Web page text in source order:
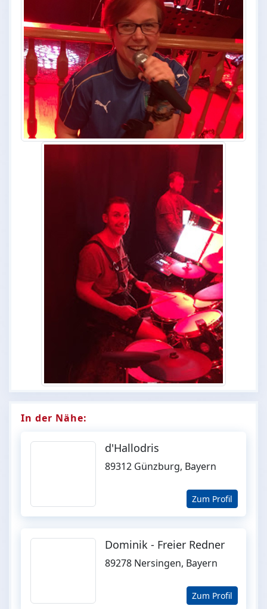
In der Nähe:
d'Hallodris
89312 Günzburg, Bayern
Zum Profil
Dominik - Freier Redner
89278 Nersingen, Bayern
Zum Profil